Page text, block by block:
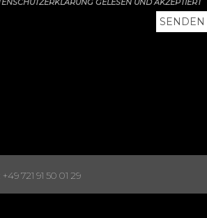
GELESEN UND AKZEPTIERT
721 91 50 01 29